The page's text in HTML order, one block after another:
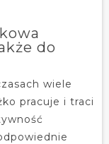
do
wiele
pracuje i traci